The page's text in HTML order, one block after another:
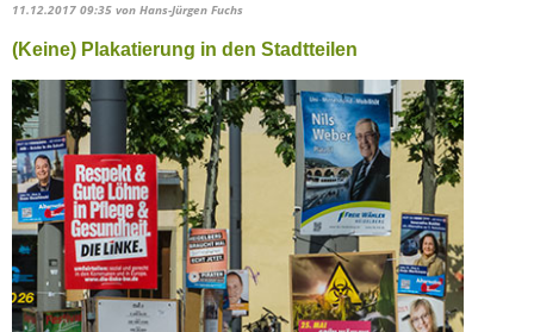
11.12.2017 09:35 von Hans-Jürgen Fuchs
(Keine) Plakatierung in den Stadtteilen